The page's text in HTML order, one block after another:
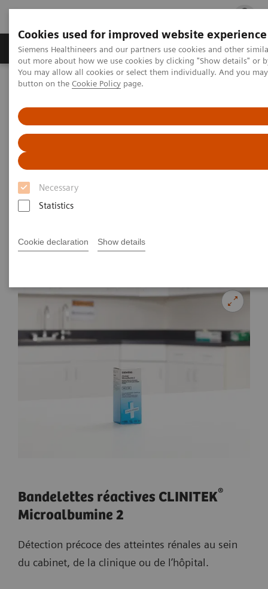
Cookies used for improved website experience
Siemens Healthineers and our partners use cookies and other
out more about how we use cookies by clicking "Show details" or
You may allow all cookies or select them individually. And you
button on the Cookie Policy page.
Necessary
Statistics
Cookie declaration Show details
Produits & services Spécialités cliniques
Accueil Diagnostic de laboratoire
Bandelettes CLINITEK Microalbumine 2
Bandelettes réactives CLINITEK
Microalbumine 2
Détection précoce des atteintes rénales au sein
du cabinet, de la clinique ou de l’hôpital
Bandelettes réactives CLINITEK®
Microalbumine 2
Détection précoce des atteintes rénales au sein
du cabinet, de la clinique ou de l’hôpital.